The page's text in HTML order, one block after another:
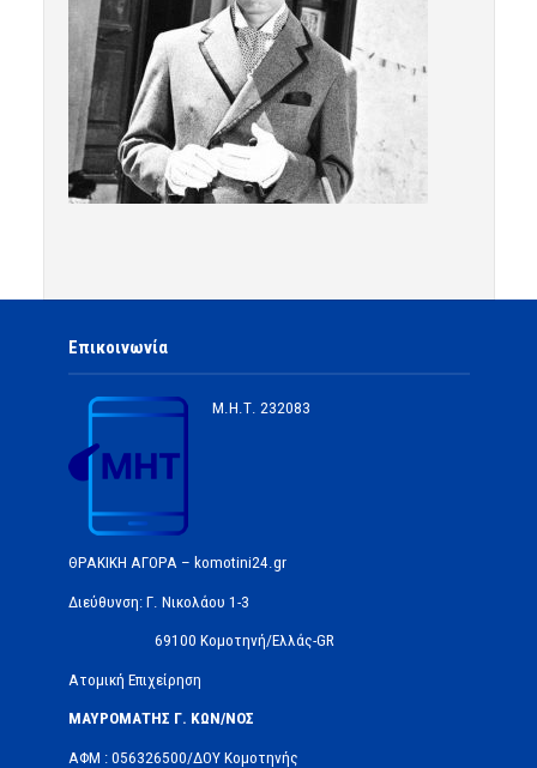
Επικοινωνία
Μ.Η.Τ. 232083
ΘΡΑΚΙΚΗ ΑΓΟΡΑ – komotini24.gr
Διεύθυνση: Γ. Νικολάου 1-3
69100 Κομοτηνή/Ελλάς-GR
Ατομική Επιχείρηση
ΜΑΥΡΟΜΑΤΗΣ Γ. ΚΩΝ/ΝΟΣ
ΑΦΜ : 056326500/ΔOΥ Κομοτηνής